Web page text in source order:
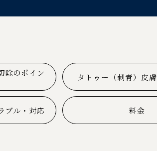
除のポイン
タトゥー（刺青）皮
ブル・対応 料金